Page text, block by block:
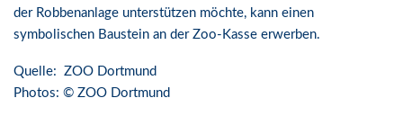
der Robbenanlage unterstützen möchte, kann einen
symbolischen Baustein an der Zoo-Kasse erwerben.
Quelle: ZOO Dortmund
Photos: © ZOO Dortmund